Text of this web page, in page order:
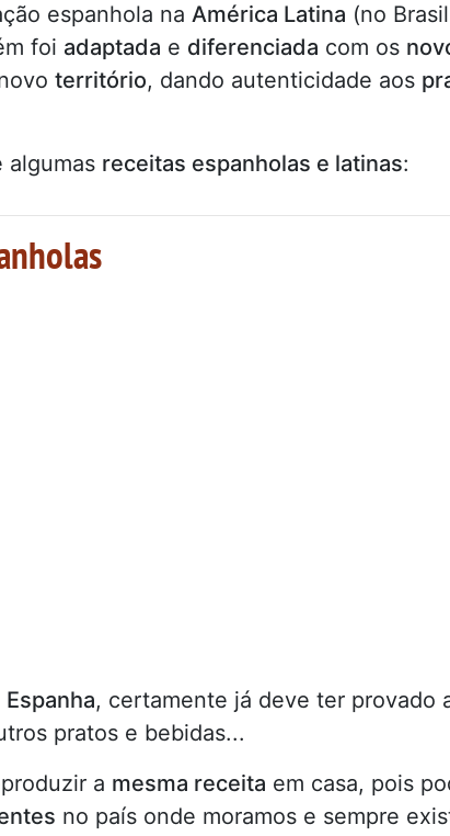
espanhola na América Latina (no
foi adaptada e diferenciada com os
território, dando autenticidade aos
algumas receitas espanholas e latinas:
Espanha, certamente já deve ter provado
pratos e bebidas...
a mesma receita em casa, pois
no país onde moramos e sempre